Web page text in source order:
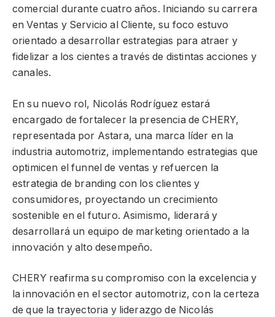
comercial durante cuatro años. Iniciando su carrera
en Ventas y Servicio al Cliente, su foco estuvo
orientado a desarrollar estrategias para atraer y
fidelizar a los cientes a través de distintas acciones y
canales.
En su nuevo rol, Nicolás Rodríguez estará
encargado de fortalecer la presencia de CHERY,
representada por Astara, una marca líder en la
industria automotriz, implementando estrategias que
optimicen el funnel de ventas y refuercen la
estrategia de branding con los clientes y
consumidores, proyectando un crecimiento
sostenible en el futuro. Asimismo, liderará y
desarrollará un equipo de marketing orientado a la
innovación y alto desempeño.
CHERY reafirma su compromiso con la excelencia y
la innovación en el sector automotriz, con la certeza
de que la trayectoria y liderazgo de Nicolás